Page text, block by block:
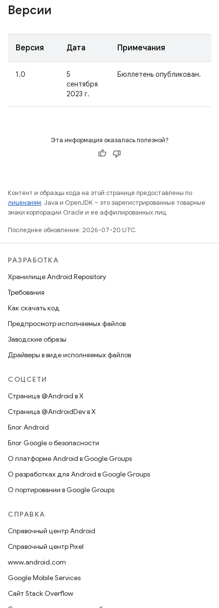
Версии
Версия Дата Примечания
1.0
5
сентября
2023 г.
Бюллетень опубликован.
Эта информация оказалась полезной?
Контент и образцы кода на этой странице предоставлены по
лицензиям. Java и OpenJDK – это зарегистрированные товарные
знаки корпорации Oracle и ее аффилированных лиц.
Последнее обновление: 2026-07-20 UTC.
РАЗРАБОТКА
Хранилище Android Repository
Требования
Как скачать код
Предпросмотр исполняемых файлов
Заводские образы
Драйверы в виде исполняемых файлов
СОЦСЕТИ
Страница @Android в X
Страница @AndroidDev в X
Блог Android
Блог Google о безопасности
О платформе Android в Google Groups
О разработках для Android в Google Groups
О портировании в Google Groups
СПРАВКА
Справочный центр Android
Справочный центр Pixel
www.android.com
Google Mobile Services
Сайт Stack Overflow